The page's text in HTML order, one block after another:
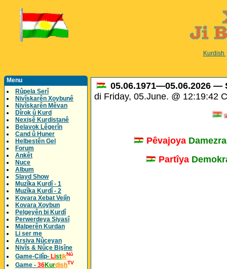
Kurdish
Menu
Rûpela Serî
Nivîskarên Xoybunê
Nivîskarên Mêvan
Dîrok û Kurd
Nexişê Kurdistanê
Belavok Lêgerîn
Cand û Huner
Helbestên Gel
Forum
Ankêt
Nuce
Album
Slayd Show
Muzîka Kurdî - 1
Muzîka Kurdî - 2
Kovara Xebat Vejîn
Kovara Xoybun
Pelgeyên bi Kurdî
Perwerdeya Siyasî
Malperên Kurdan
Li ser me
Arsiva Nûceyan
Nivîs & Nûçe Bişîne
Game-Cilîp- ListikNû
Game - 36KurdishTV
05.06.1971—05.06.2026 —
di Friday, 05.June. @ 12:19:42
Pêvajoya
Partîya